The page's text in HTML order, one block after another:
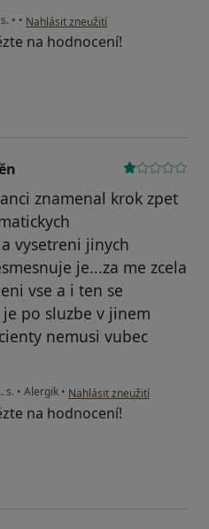
• • podle názoru uživatele Váš účet byl
Nahlásit zneužití
na hodnocení!
znamenal krok zpet
vysetreni jinych
je...za me zcela
vse a i ten se
po sluzbe v jinem
nemusi vubec
s. • Alergik • podle názoru uživatele Váš
Nahlásit zneužití
na hodnocení!